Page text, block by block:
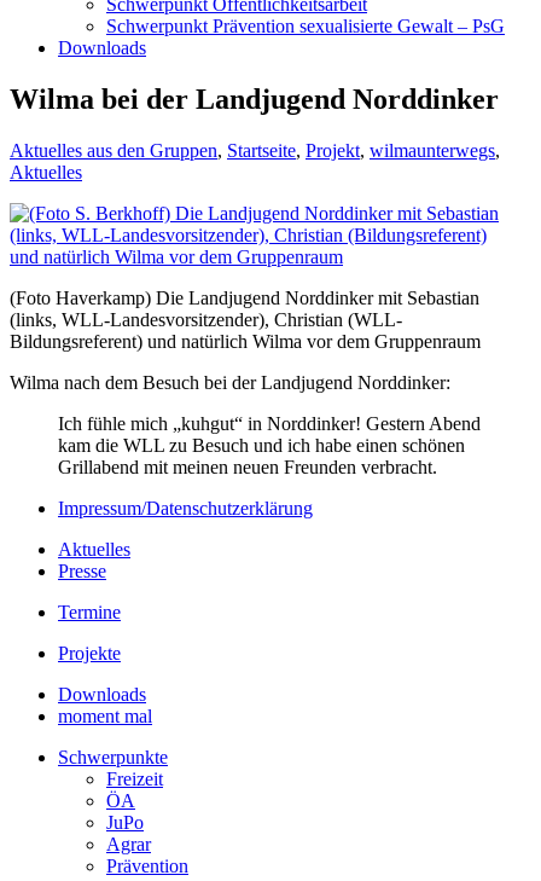
Schwerpunkt Öffentlichkeitsarbeit
Schwerpunkt Prävention sexualisierte Gewalt – PsG
Downloads
Wilma bei der Landjugend Norddinker
Aktuelles aus den Gruppen, Startseite, Projekt, wilmaunterwegs,
Aktuelles
(Foto Haverkamp) Die Landjugend Norddinker mit Sebastian
(links, WLL-Landesvorsitzender), Christian (WLL-
Bildungsreferent) und natürlich Wilma vor dem Gruppenraum
Wilma nach dem Besuch bei der Landjugend Norddinker:
Ich fühle mich „kuhgut“ in Norddinker! Gestern Abend
kam die WLL zu Besuch und ich habe einen schönen
Grillabend mit meinen neuen Freunden verbracht.
Impressum/Datenschutzerklärung
Aktuelles
Presse
Termine
Projekte
Downloads
moment mal
Schwerpunkte
Freizeit
ÖA
JuPo
Agrar
Prävention